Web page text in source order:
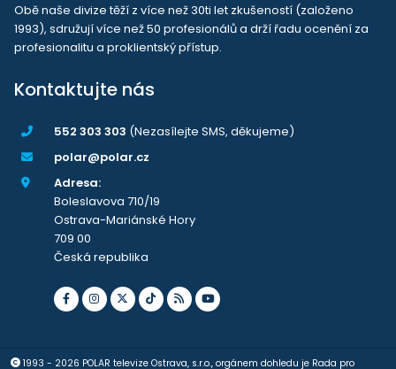
Obě naše divize těží z více než 30ti let zkušeností (založeno
1993), sdružují více než 50 profesionálů a drží řadu ocenění za
profesionalitu a proklientský přístup.
Kontaktujte nás
552 303 303 (Nezasílejte SMS, děkujeme)
polar@polar.cz
Adresa:
Boleslavova 710/19
Ostrava-Mariánské Hory
709 00
Česká republika
1993 - 2026 POLAR televize Ostrava, s.r.o., orgánem dohledu je Rada pro